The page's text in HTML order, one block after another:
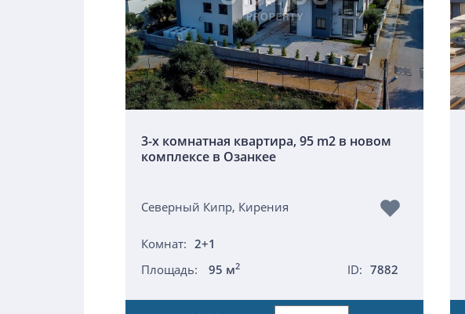
3-х комнатная квартира, 95 m2 в новом
комплексе в Озанкее
Северный Кипр, Кирения
Комнат: 2+1
Площадь:
95 м2 ID: 7882